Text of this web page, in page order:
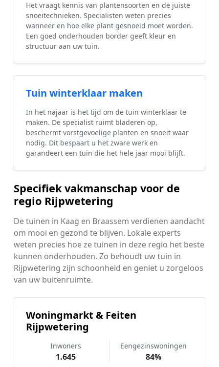
Het vraagt kennis van plantensoorten en de juiste
snoeitechnieken. Specialisten weten precies
wanneer en hoe elke plant gesnoeid moet worden.
Een goed onderhouden border geeft kleur en
structuur aan uw tuin.
Tuin winterklaar maken
In het najaar is het tijd om de tuin winterklaar te
maken. De specialist ruimt bladeren op,
beschermt vorstgevoelige planten en snoeit waar
nodig. Dit bespaart u het zware werk en
garandeert een tuin die het hele jaar mooi blijft.
Specifiek vakmanschap voor de
regio Rijpwetering
De tuinen in Kaag en Braassem verdienen aandacht
om mooi en gezond te blijven. Lokale experts
weten precies hoe ze tuinen in deze regio het beste
kunnen onderhouden. Zo behoudt uw tuin in
Rijpwetering zijn schoonheid en geniet u zorgeloos
van uw buitenruimte.
Woningmarkt & Feiten
Rijpwetering
Inwoners
1.645
Eengezinswoningen
84%